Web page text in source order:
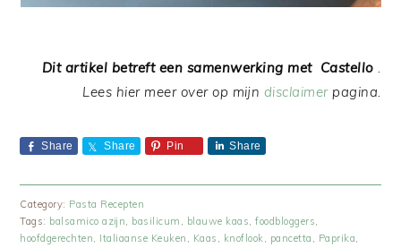
Dit artikel betreft een samenwerking met Castello .
Lees hier meer over op mijn disclaimerpagina.
Share Share Pin Share
Category: Pasta Recepten
Tags: balsamico azijn, basilicum , blauwe kaas,foodbloggers,
hoofdgerechten, Italiaanse Keuken , Kaas , knoflook, pancetta , Paprika,